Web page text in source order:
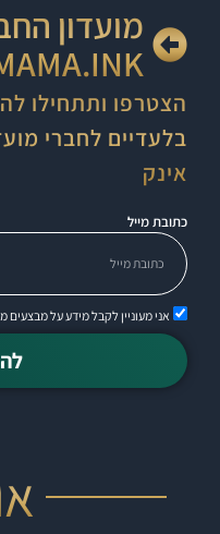
מועדון
הצטרפו ותתחילו
בלעדיים לחברי
אינק
כתובת מייל
אני מעוניין לקבל מידע על מבצעים